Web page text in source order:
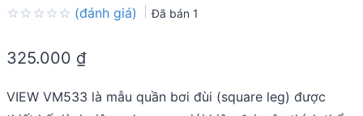
out
(đánh giá) Đã bán 1
325.000 ₫
VIEW VM533 là mẫu quần bơi đùi (square leg) được